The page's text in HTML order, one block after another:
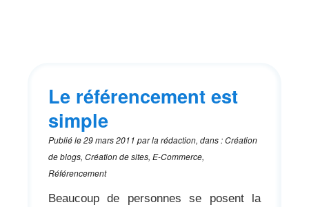
Le référencement est
simple
Publié le29 mars 2011 parla rédaction, dans :Création
de blogs, Création de sites, E-Commerce,
Référencement
Beaucoup de personnes se posent la